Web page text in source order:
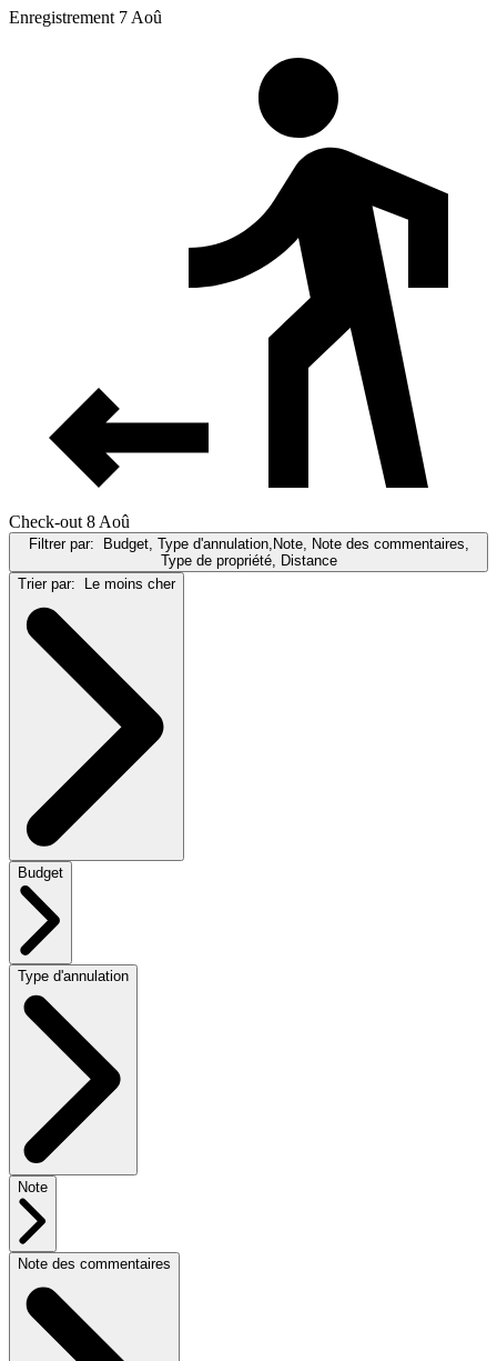
Enregistrement 7 Aoû
Check-out 8 Aoû
Filtrer par: Budget, Type d'annulation,Note, Note des commentaires,
Type de propriété, Distance
Trier par: Le moins cher
Budget
Type d'annulation
Note
Note des commentaires